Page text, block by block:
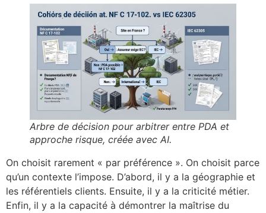
Arbre de décision pour arbitrer entre PDA et
approche risque, créée avec AI.
On choisit rarement « par préférence ». On choisit parce
qu’un contexte l’impose. D’abord, il y a la géographie et
les référentiels clients. Ensuite, il y a la criticité métier.
Enfin, il y a la capacité à démontrer la maîtrise du